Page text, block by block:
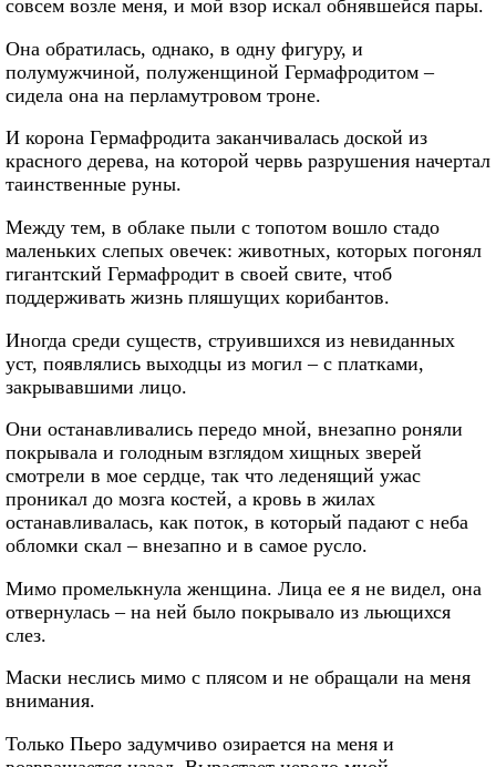
совсем возле меня, и мой взор искал обнявшейся пары.
Она обратилась, однако, в одну фигуру, и
полумужчиной, полуженщиной Гермафродитом –
сидела она на перламутровом троне.
И корона Гермафродита заканчивалась доской из
красного дерева, на которой червь разрушения начертал
таинственные руны.
Между тем, в облаке пыли с топотом вошло стадо
маленьких слепых овечек: животных, которых погонял
гигантский Гермафродит в своей свите, чтоб
поддерживать жизнь пляшущих корибантов.
Иногда среди существ, струившихся из невиданных
уст, появлялись выходцы из могил – с платками,
закрывавшими лицо.
Они останавливались передо мной, внезапно роняли
покрывала и голодным взглядом хищных зверей
смотрели в мое сердце, так что леденящий ужас
проникал до мозга костей, а кровь в жилах
останавливалась, как поток, в который падают с неба
обломки скал – внезапно и в самое русло.
Мимо промелькнула женщина. Лица ее я не видел, она
отвернулась – на ней было покрывало из льющихся
слез.
Маски неслись мимо с плясом и не обращали на меня
внимания.
Только Пьеро задумчиво озирается на меня и